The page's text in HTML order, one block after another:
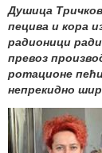
Душица
пецива и кора
радионици
превоз
ротационе
непрекидно